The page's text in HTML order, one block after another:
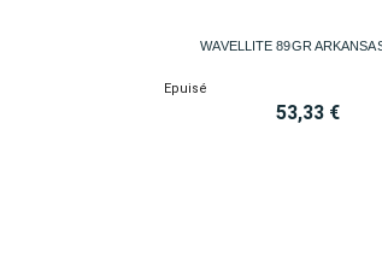
WAVELLITE 89GR
Epuisé
53,33 €